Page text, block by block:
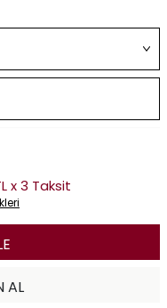
x 3 Taksit
AL